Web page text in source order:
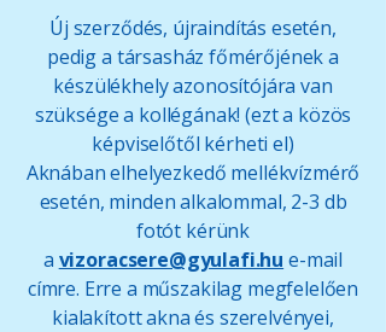
Új szerződés, újraindítás esetén,
pedig a társasház főmérőjének a
készülékhely azonosítójára van
szüksége a kollégának! (ezt a közös
képviselőtől kérheti el)
Aknában elhelyezkedő mellékvízmérő
esetén, minden alkalommal, 2-3 db
fotót kérünk
a vizoracsere@gyulafi.hu e-mail
címre. Erre a műszakilag megfelelően
kialakított akna és szerelvényei,